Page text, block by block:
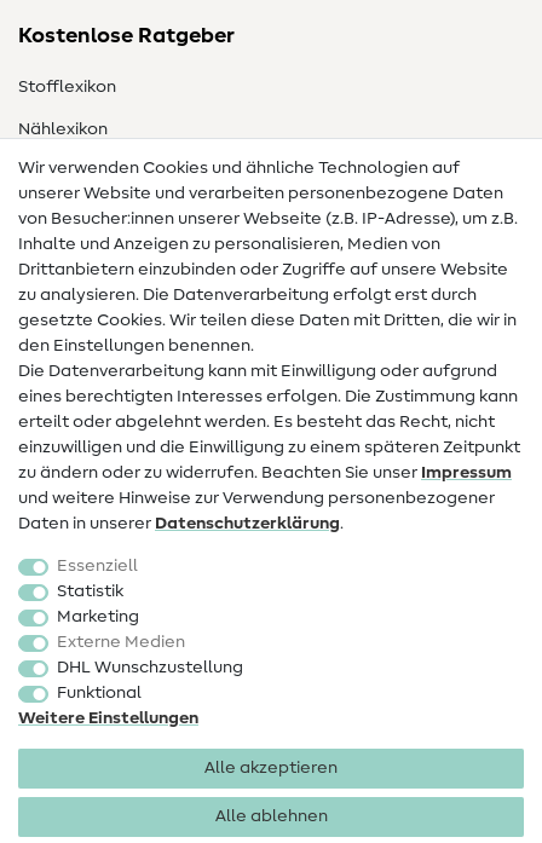
Kostenlose Ratgeber
Stofflexikon
Nählexikon
Nähanleitungen
Hilfe & Kontakt
Kontakt
Infos zum Betreiberwechsel
Widerrufsrecht
Beliebt
Stoffe
Sale
Schnittmuster
Wir verwenden Cookies und ähnliche Technologien auf
unserer Website und verarbeiten personenbezogene Daten
von Besucher:innen unserer Webseite (z.B. IP-Adresse), um z.B.
Inhalte und Anzeigen zu personalisieren, Medien von
Drittanbietern einzubinden oder Zugriffe auf unsere Website
zu analysieren. Die Datenverarbeitung erfolgt erst durch
gesetzte Cookies. Wir teilen diese Daten mit Dritten, die wir in
den Einstellungen benennen.
Die Datenverarbeitung kann mit Einwilligung oder aufgrund
eines berechtigten Interesses erfolgen. Die Zustimmung kann
erteilt oder abgelehnt werden. Es besteht das Recht, nicht
einzuwilligen und die Einwilligung zu einem späteren Zeitpunkt
zu ändern oder zu widerrufen. Beachten Sie unser Impressum
und weitere Hinweise zur Verwendung personenbezogener
Daten in unserer Daten­schutz­erklärung.
Essenziell
Statistik
Marketing
Externe Medien
DHL Wunschzustellung
Funktional
Weitere Einstellungen
Alle akzeptieren
Alle ablehnen
Impressum Datenschutz
AGB